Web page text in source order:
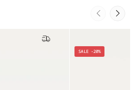
SALE -20%